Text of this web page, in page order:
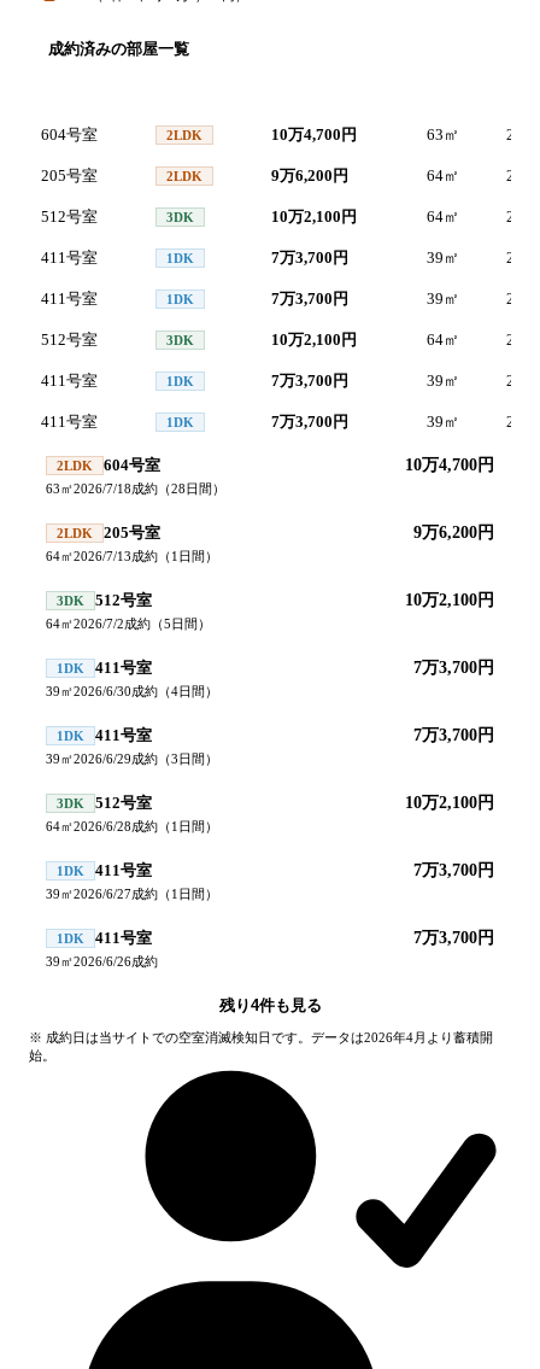
成約済みの部屋一覧
604号室 2LDK 10万4,700円 63 ㎡
205号室 2LDK 9万6,200円 64㎡
512号室 3DK 10万2,100円 64㎡
411号室 1DK 7万3,700円 39 ㎡
411号室 1DK 7万3,700円 39 ㎡
512号室 3DK 10万2,100円 64㎡
411号室 1DK 7万3,700円 39 ㎡
411号室 1DK 7万3,700円 39 ㎡
2LDK 604号室 10万4,700円
63㎡2026/7/18成約 （28日間）
2LDK 205号室 9万6,200円
64㎡2026/7/13成約 （1 日間）
3DK 512号室 10万2,100円
64㎡2026/7/2成約 （5日間）
1DK 411号室 7万3,700円
39㎡2026/6/30成約 （4日間）
1DK 411号室 7万3,700円
39㎡2026/6/29成約 （3日間）
3DK 512号室 10万2,100円
64㎡2026/6/28成約 （1 日間）
1DK 411号室 7万3,700円
39㎡2026/6/27成約 （1 日間）
1DK 411号室 7万3,700円
39㎡2026/6/26成約
残り4件も見る
※ 成約日は当サイトでの空室消滅検知日です。データは2026年4月より蓄積開
始。